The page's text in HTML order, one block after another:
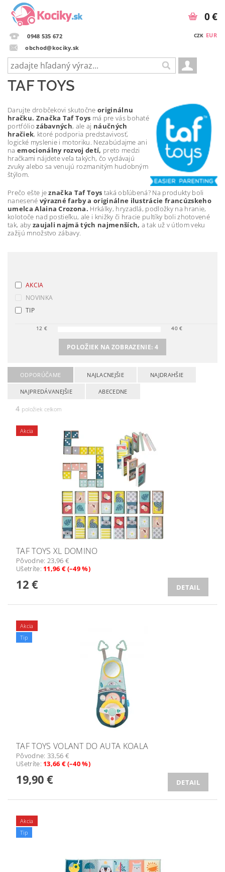
0948 535 672
obchod@kociky.sk
CZK EUR
0 €
TAF TOYS
Darujte drobčekovi skutočne originálnu
hračku. Značka Taf Toys má pre vás bohaté
portfóliozábavných, ale aj náučných
hračiek, ktoré podporia predstavivosť,
logické myslenie i motoriku. Nezabúdajme ani
na emocionálny rozvoj detí, preto medzi
hračkami nájdete veľa takých, čo vydávajú
zvuky alebo sa venujú rozmanitým hudobným
štýlom.
Prečo ešte jeznačka Taf Toys taká obľúbená? Na produkty boli
nanesené výrazné farby a originálne ilustrácie francúzskeho
umelca Alaina Crozona. Hrkálky, hryzadlá, podložky na hranie,
kolotoče nad postieľku, ale i knižky či hracie pultíky boli zhotovené
tak, aby zaujali najmä tých najmenších, a tak už v útlom veku
zažijú množstvo zábavy.
AKCIA
NOVINKA
TIP
12 € 40€
POLOŽIEK NA ZOBRAZENIE: 4
ODPORÚČAME NAJLACNEJŠIE NAJDRAHŠIE
NAJPREDÁVANEJŠIE ABECEDNE
4 položiek celkom
Akcia
TAF TOYS XL DOMINO
Pôvodne: 23,96 €
Ušetríte: 11,96 € (–49 %)
12 € DETAIL
Akcia
Tip
TAF TOYS VOLANT DO AUTA KOALA
Pôvodne: 33,56 €
Ušetríte: 13,66 € (–40 %)
19,90 € DETAIL
Akcia
Tip